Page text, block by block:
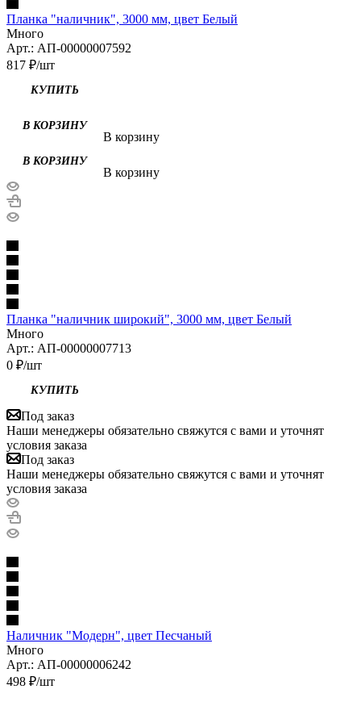
Планка "наличник", 3000 мм, цвет Белый
Много
Арт.: АП-00000007592
817 ₽/шт
В корзину
В корзину
Планка "наличник широкий", 3000 мм, цвет Белый
Много
Арт.: АП-00000007713
0 ₽/шт
Под заказ
Наши менеджеры обязательно свяжутся с вами и уточнят
условия заказа
Под заказ
Наши менеджеры обязательно свяжутся с вами и уточнят
условия заказа
Наличник "Модерн", цвет Песчаный
Много
Арт.: АП-00000006242
498 ₽/шт